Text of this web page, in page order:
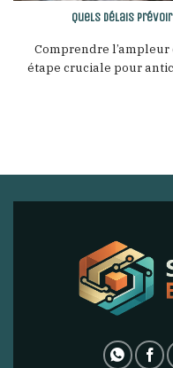
Quels délais
Comprendre l’ampleur
étape cruciale pour